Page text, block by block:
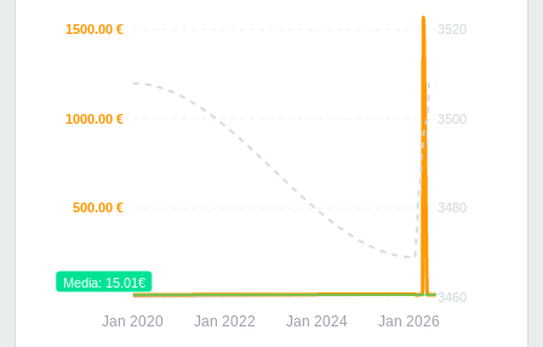
3520
3500
3480
3460
1500.00 €
1000.00 €
500.00 €
Jan 2020 Jan 2022 Jan 2024 Jan 2026
Media: 15.01€